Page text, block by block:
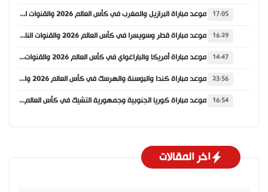
17:05 موعد مباراة البرازيل والمغرب في كأس العالم 2026 والقنوات الناقلة
16:29 موعد مباراة قطر وسويسرا في كأس العالم 2026 والقنوات الناقلة
14:47 موعد مباراة أمريكا والباراغواي في كأس العالم 2026 والقنوات الناقلة
23:56 موعد مباراة كندا والبوسنة والهرسك في كأس العالم 2026 والقنوات الناقلة
16:54 موعد مباراة كوريا الجنوبية وجمهورية التشيك في كأس العالم 2026 والقنوات الناقلة
اخر المقالات